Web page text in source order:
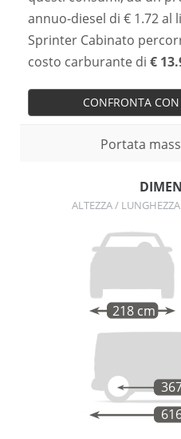
annuo-diesel di € 1.72 al
Sprinter Cabinato
costo carburante di €
CONFRONTA
Portata
ALTEZZA /
218 cm